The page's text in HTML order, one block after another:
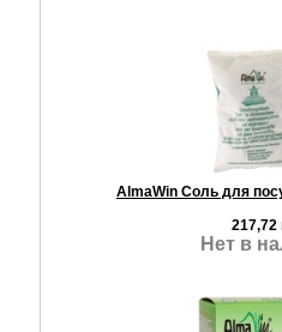
AlmaWin Соль для
217,72
Нет в